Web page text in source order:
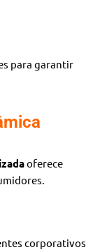
para garantir
oferece
corporativos